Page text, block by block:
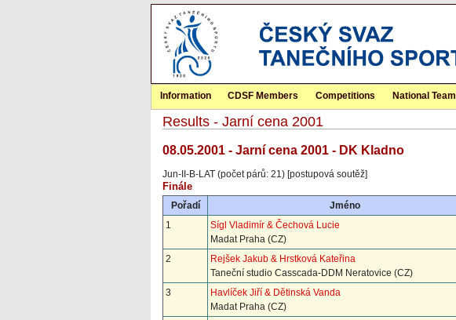
Information CDSF Members Competitions National Team
Results - Jarní cena 2001
08.05.2001 - Jarní cena 2001 - DK Kladno
Jun-II-B-LAT (počet párů: 21) [postupová soutěž]
Finále
Pořadí Jméno
1
Sígl Vladimír & Čechová Lucie
Madat Praha (CZ)
2
Rejšek Jakub & Hrstková Kateřina
Taneční studio Casscada-DDM Neratovice (CZ)
3
Havlíček Jiří & Dětinská Vanda
Madat Praha (CZ)